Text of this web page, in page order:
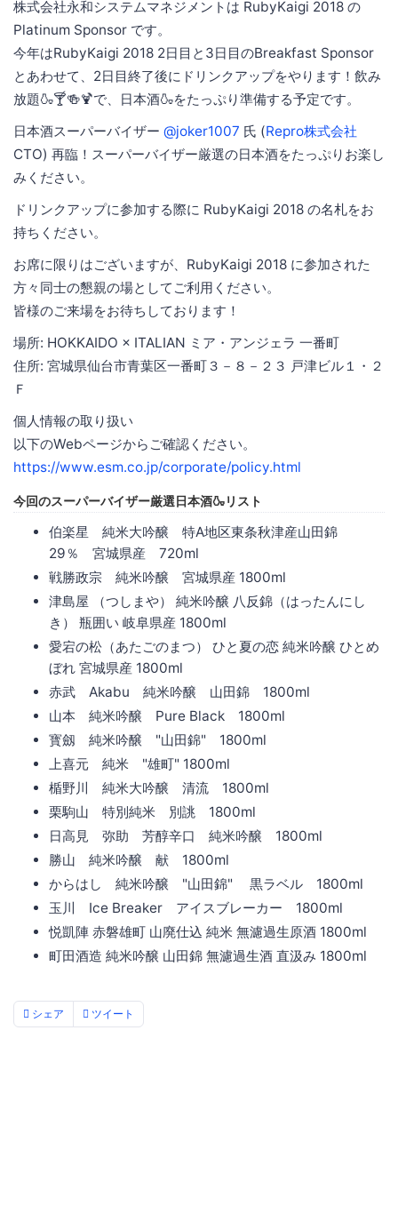
株式会社永和システムマネジメントは RubyKaigi 2018 の
Platinum Sponsor です。
今年はRubyKaigi 2018 2日目と3日目のBreakfast Sponsor
とあわせて、2日目終了後にドリンクアップをやります！飲み
放題🍶🍸🍻🍹で、日本酒🍶をたっぷり準備する予定です。
日本酒スーパーバイザー @joker1007 氏 (Repro株式会社
CTO) 再臨！スーパーバイザー厳選の日本酒をたっぷりお楽し
みください。
ドリンクアップに参加する際に RubyKaigi 2018 の名札をお
持ちください。
お席に限りはございますが、RubyKaigi 2018 に参加された
方々同士の懇親の場としてご利用ください。
皆様のご来場をお待ちしております！
場所: HOKKAIDO × ITALIAN ミア・アンジェラ 一番町
住所: 宮城県仙台市青葉区一番町３－８－２３ 戸津ビル１・２
Ｆ
個人情報の取り扱い
以下のWebページからご確認ください。
https://www.esm.co.jp/corporate/policy.html
今回のスーパーバイザー厳選日本酒🍶リスト
伯楽星 純米大吟醸 特A地区東条秋津産山田錦
29％ 宮城県産 720ml
戦勝政宗 純米吟醸 宮城県産 1800ml
津島屋 （つしまや） 純米吟醸 八反錦（はったんにし
き） 瓶囲い 岐阜県産 1800ml
愛宕の松（あたごのまつ） ひと夏の恋 純米吟醸 ひとめ
ぼれ 宮城県産 1800ml
赤武 Akabu 純米吟醸 山田錦 1800ml
山本 純米吟醸 Pure Black 1800ml
寳劔 純米吟醸 "山田錦" 1800ml
上喜元 純米 "雄町" 1800ml
楯野川 純米大吟醸 清流 1800ml
栗駒山 特別純米 別誂 1800ml
日高見 弥助 芳醇辛口 純米吟醸 1800ml
勝山 純米吟醸 献 1800ml
からはし 純米吟醸 "山田錦" 黒ラベル 1800ml
玉川 Ice Breaker アイスブレーカー 1800ml
悦凱陣 赤磐雄町 山廃仕込 純米 無濾過生原酒 1800ml
町田酒造 純米吟醸 山田錦 無濾過生酒 直汲み 1800ml
シェア ツイート